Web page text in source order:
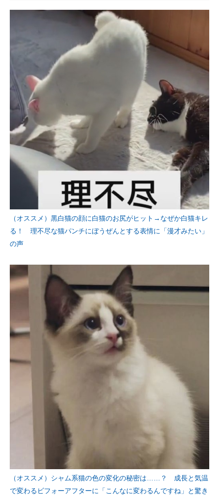
（オススメ）黒白猫の顔に白猫のお尻がヒット→なぜか白猫キレ
る！ 理不尽な猫パンチにぼうぜんとする表情に「漫才みたい」
の声
（オススメ）シャム系猫の色の変化の秘密は……？ 成長と気温
で変わるビフォーアフターに「こんなに変わるんですね」と驚き